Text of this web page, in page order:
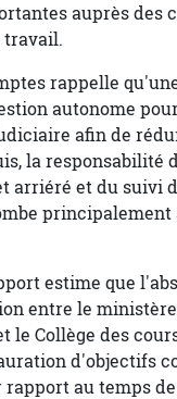
auprès des
travail.
rappelle
autonome
afin de
la responsabilité
arriéré et du suivi
principalement
estime que
entre le
le Collège des
d'objectifs
rapport au temps